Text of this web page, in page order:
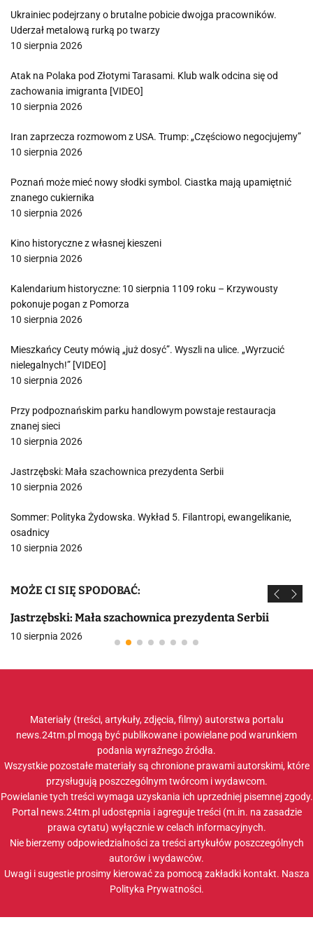
Ukrainiec podejrzany o brutalne pobicie dwojga pracowników.
Uderzał metalową rurką po twarzy
10 sierpnia 2026
Atak na Polaka pod Złotymi Tarasami. Klub walk odcina się od
zachowania imigranta [VIDEO]
10 sierpnia 2026
Iran zaprzecza rozmowom z USA. Trump: „Częściowo negocjujemy”
10 sierpnia 2026
Poznań może mieć nowy słodki symbol. Ciastka mają upamiętnić
znanego cukiernika
10 sierpnia 2026
Kino historyczne z własnej kieszeni
10 sierpnia 2026
Kalendarium historyczne: 10 sierpnia 1109 roku – Krzywousty
pokonuje pogan z Pomorza
10 sierpnia 2026
Mieszkańcy Ceuty mówią „już dosyć”. Wyszli na ulice. „Wyrzucić
nielegalnych!” [VIDEO]
10 sierpnia 2026
Przy podpoznańskim parku handlowym powstaje restauracja
znanej sieci
10 sierpnia 2026
Jastrzębski: Mała szachownica prezydenta Serbii
10 sierpnia 2026
Sommer: Polityka Żydowska. Wykład 5. Filantropi, ewangelikanie,
osadnicy
10 sierpnia 2026
MOŻE CI SIĘ SPODOBAĆ:
Jastrzębski: Mała szachownica prezydenta Serbii
10 sierpnia 2026
Materiały (treści, artykuły, zdjęcia, filmy) autorstwa portalu
news.24tm.pl mogą być publikowane i powielane pod warunkiem
podania wyraźnego źródła.
Wszystkie pozostałe materiały są chronione prawami autorskimi, które
przysługują poszczególnym twórcom i wydawcom.
Powielanie tych treści wymaga uzyskania ich uprzedniej pisemnej zgody.
Portal news.24tm.pl udostępnia i agreguje treści (m.in. na zasadzie
prawa cytatu) wyłącznie w celach informacyjnych.
Nie bierzemy odpowiedzialności za treści artykułów poszczególnych
autorów i wydawców.
Uwagi i sugestie prosimy kierować za pomocą zakładki kontakt. Nasza
Polityka Prywatności.